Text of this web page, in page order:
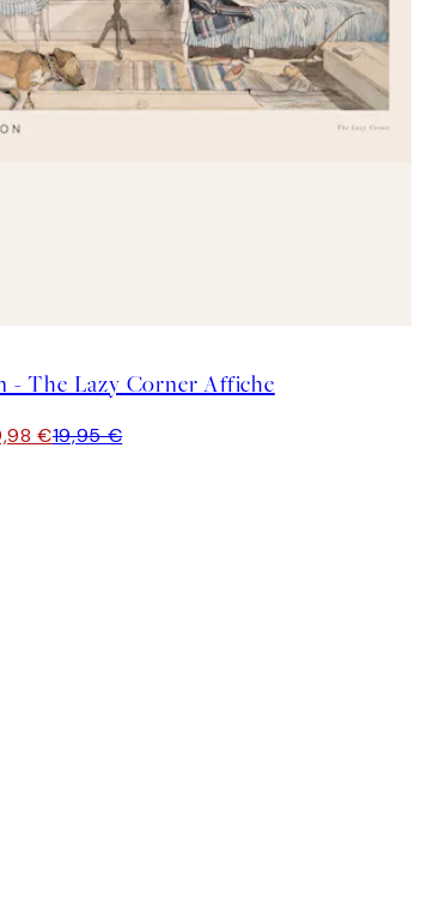
- The Lazy Corner Affiche
€19,95 €